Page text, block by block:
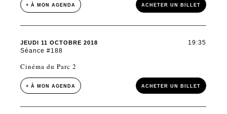
+ À MON AGENDA ACHETER UN BILLET
JEUDI 11 OCTOBRE 2018
Séance #188
19:35
Cinéma du Parc 2
+ À MON AGENDA ACHETER UN BILLET